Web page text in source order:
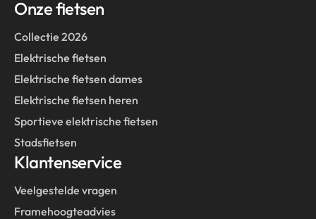
Onze fietsen
Collectie 2026
Elektrische fietsen
Elektrische fietsen dames
Elektrische fietsen heren
Sportieve elektrische fietsen
Stadsfietsen
Klantenservice
Veelgestelde vragen
Framehoogteadvies